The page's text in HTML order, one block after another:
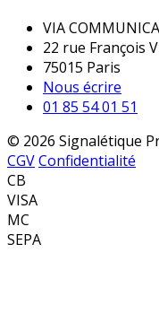
VIA
22 rue François
75015 Paris
Nous écrire
01 85 54 01 51
© 2026 Signalétique
CGVConfidentialité
CB
VISA
MC
SEPA